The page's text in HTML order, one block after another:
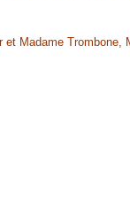
Madame